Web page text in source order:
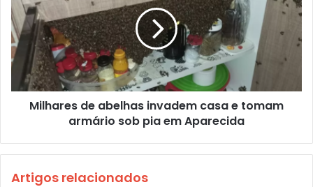
Milhares de abelhas invadem casa e tomam
armário sob pia em Aparecida
Artigos relacionados